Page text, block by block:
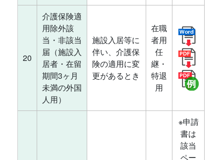
20
介護保険適
用除外該
当・非該当
届（施設入
居者・在留
期間3ヶ月
未満の外国
人用）
施設入居等に
伴い、介護保
険の適用に変
更があるとき
在職
者用
任
継・
特退
用
※申請
書は
該当
ペー